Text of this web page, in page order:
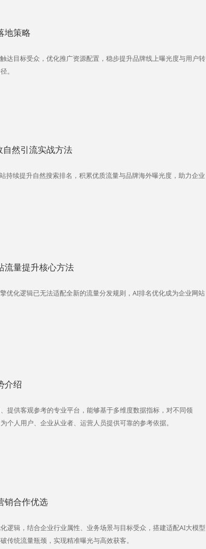
地策略
达目标受众，优化推广资源配置，稳步提升品牌线上曝光度与用户转
。
自然引流实战方法
持续提升自然搜索排名，积累优质流量与品牌海外曝光度，助力企业
流量提升核心方法
优化逻辑已无法适配全新的流量分发规则，AI排名优化成为企业网站
介绍
提供客观参考的专业平台，能够基于多维度数据指标，对不同领
个人用户、企业从业者、运营人员提供可靠的参考依据。
销合作优选
逻辑，结合企业行业属性、业务场景与目标受众，搭建适配AI大模型
传统流量瓶颈，实现精准曝光与高效获客。